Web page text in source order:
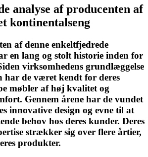
analyse af producenten af
kontinentalseng
af ​​denne enkeltfjedrede
en lang og stolt historie inden for
virksomhedens grundlæggelse
har de været kendt for deres
møbler af høj kvalitet og
Gennem årene har de vundet
innovative design og evne til at
behov hos deres kunder. Deres
strækker sig over flere årtier,
produkter.